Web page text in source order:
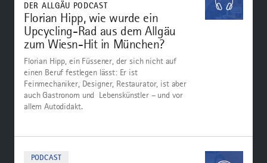
DER ALLGÄU PODCAST
Florian Hipp, wie wurde ein
Upcycling-Rad aus dem Allgäu
zum Wiesn-Hit in München?
Florian Hipp, ein Füssener, der sich nicht auf
einen Beruf festlegen lässt: Er ist
Feinmechaniker, Designer, Restaurator, ist aber
auch Gastronom und Lebenskünstler – und vor
allem Autodidakt.
PODCAST